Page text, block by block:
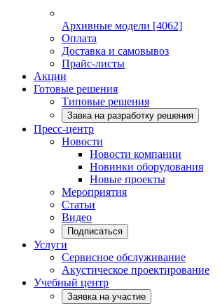
Архивные модели [4062]
Оплата
Доставка и самовывоз
Прайс-листы
Акции
Готовые решения
Типовые решения
Завка на разработку решения
Пресс-центр
Новости
Новости компании
Новинки оборудования
Новые проекты
Мероприятия
Статьи
Видео
Подписаться
Услуги
Сервисное обслуживание
Акустическое проектирование
Учебный центр
Заявка на участие